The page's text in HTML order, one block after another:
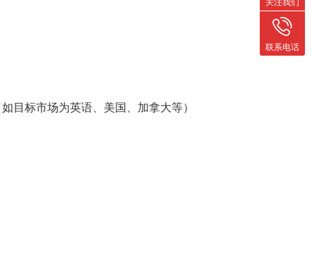
目标市场为英语、美国、加拿大等）
联系电话